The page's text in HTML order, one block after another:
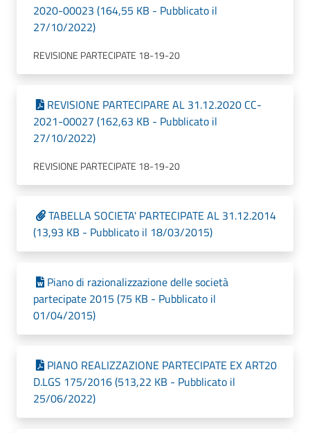
2020-00023 (164,55 KB - Pubblicato il
27/10/2022)
REVISIONE PARTECIPATE 18-19-20
REVISIONE PARTECIPARE AL 31.12.2020 CC-
2021-00027 (162,63 KB - Pubblicato il
27/10/2022)
REVISIONE PARTECIPATE 18-19-20
TABELLA SOCIETA' PARTECIPATE AL 31.12.2014
(13,93 KB - Pubblicato il 18/03/2015)
Piano di razionalizzazione delle società
partecipate 2015 (75 KB - Pubblicato il
01/04/2015)
PIANO REALIZZAZIONE PARTECIPATE EX ART20
D.LGS 175/2016 (513,22 KB - Pubblicato il
25/06/2022)